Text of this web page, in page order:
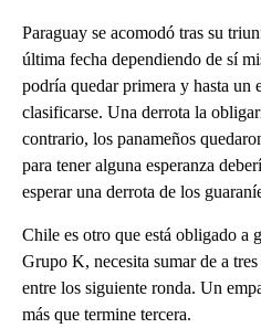
Paraguay se acomodó tras su
última fecha dependiendo de sí
podría quedar primera y hasta un
clasificarse. Una derrota la
contrario, los panameños
para tener alguna esperanza
esperar una derrota de los
Chile es otro que está obligado a
Grupo K, necesita sumar de a
entre los siguiente ronda. Un
más que termine tercera.